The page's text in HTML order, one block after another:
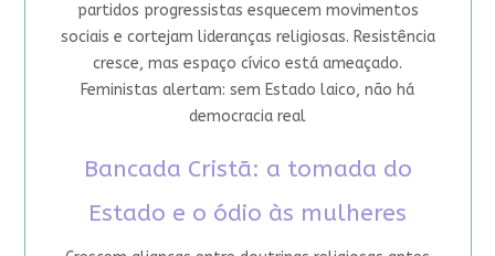
partidos progressistas esquecem movimentos
sociais e cortejam lideranças religiosas. Resistência
cresce, mas espaço cívico está ameaçado.
Feministas alertam: sem Estado laico, não há
democracia real
Bancada Cristã: a tomada do
Estado e o ódio às mulheres